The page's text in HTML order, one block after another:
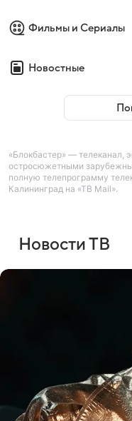
Фильмы и Сериалы
Новостные
«Блокбастер» — телеканал,
остросюжетными
полную телепрограмму
Калининград на «ТВ Mail».
Новости ТВ